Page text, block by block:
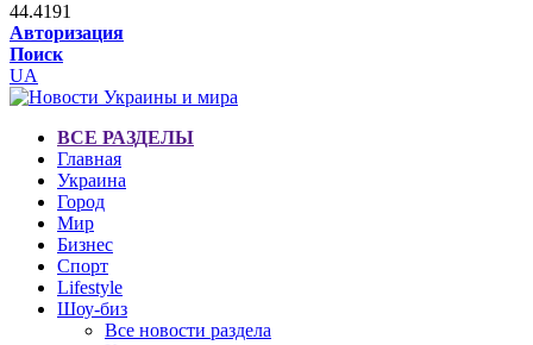
44.4191
Авторизация
Поиск
UA
ВСЕ РАЗДЕЛЫ
Главная
Украина
Город
Мир
Бизнес
Спорт
Lifestyle
Шоу-биз
Все новости раздела